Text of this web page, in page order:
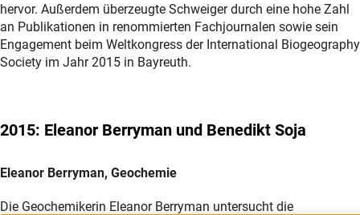
hervor. Außerdem überzeugte Schweiger durch eine hohe Zahl
an Publikationen in renommierten Fachjournalen sowie sein
Engagement beim Weltkongress der International Biogeography
Society im Jahr 2015 in Bayreuth.
2015: Eleanor Berryman und Benedikt Soja
Eleanor Berryman, Geochemie
Die Geochemikerin Eleanor Berryman untersucht die